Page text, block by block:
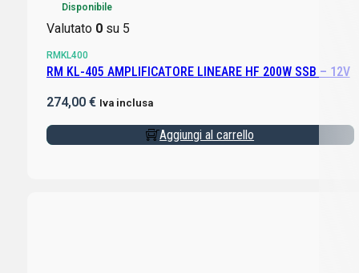
Disponibile
Valutato 0su 5
RMKL400
RM KL-405 AMPLIFICATORE LINEARE HF 200W SSB – 12V
274,00 € Iva inclusa
Aggiungi al carrello